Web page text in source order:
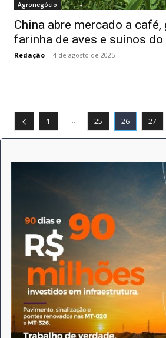
Agronegócio
China abre mercado a café,
farinha de aves e suínos do
Redação - 4 de agosto de 2025
1 ... 25 26 27
SIGA-NOS
Expediente